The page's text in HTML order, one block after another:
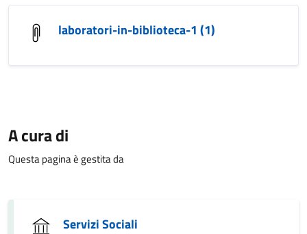
laboratori-in-biblioteca-1 (1)
A cura di
Questa pagina è gestita da
Servizi Sociali